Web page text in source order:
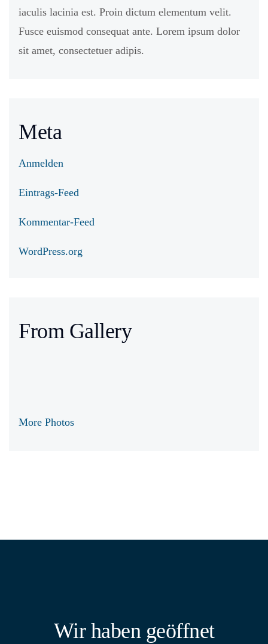
iaculis lacinia est. Proin dictum elementum velit.
Fusce euismod consequat ante. Lorem ipsum dolor
sit amet, consectetuer adipis.
Meta
Anmelden
Eintrags-Feed
Kommentar-Feed
WordPress.org
From Gallery
More Photos
Wir haben geöffnet